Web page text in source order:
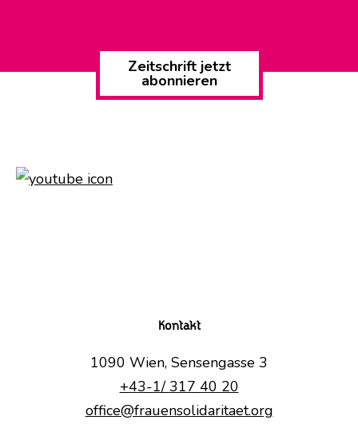
Zeitschrift jetzt
abonnieren
Kontakt
1090 Wien, Sensengasse 3
+43-1/ 317 40 20
office@frauensolidaritaet.org